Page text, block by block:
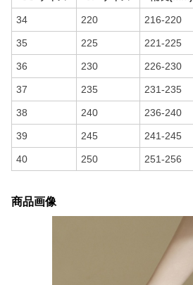
34 220 216-220
35 225 221-225
36 230 226-230
37 235 231-235
38 240 236-240
39 245 241-245
40 250 251-256
商品画像